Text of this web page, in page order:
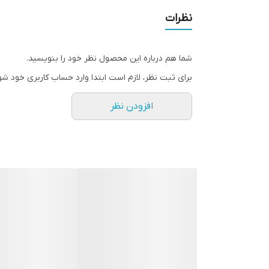
نظرات
شما هم درباره این محصول نظر خود را بنویسید.
برای ثبت نظر، لازم است ابتدا وارد حساب کاربری خود
افزودن نظر